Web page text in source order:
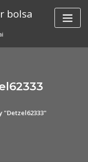
bolsa
"Detzel62333"